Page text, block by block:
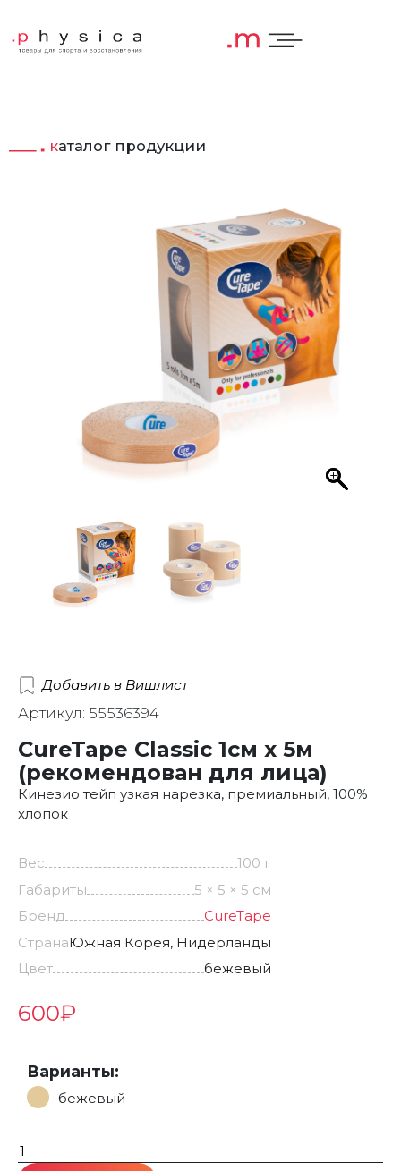
каталог продукции
Добавить в Вишлист
Артикул: 55536394
CureTape Classic 1см x 5м
(рекомендован для лица)
Кинезио тейп узкая нарезка, премиальный, 100%
хлопок
Вес
100 г
Габариты
5 × 5 × 5 см
Бренд
CureTape
СтранаЮжная Корея, Нидерланды
Цвет
бежевый
600₽
Варианты:
бежевый